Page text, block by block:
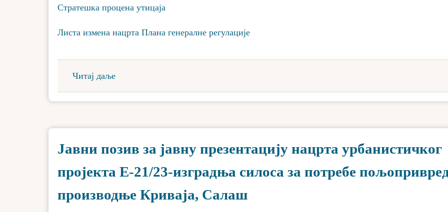
Стратешка процена утицаја
Листа измена нацрта Плана генералне регулације
Читај даље
Јавни позив за јавну презентацију нацрта урбанистичког
пројекта Е-21/23-изградња силоса за потребе
производње Криваја, Салаш